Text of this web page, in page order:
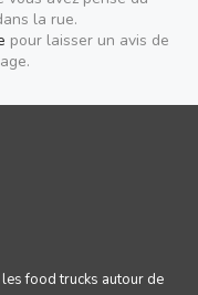
la rue.
pour laisser un avis de
food trucks autour de